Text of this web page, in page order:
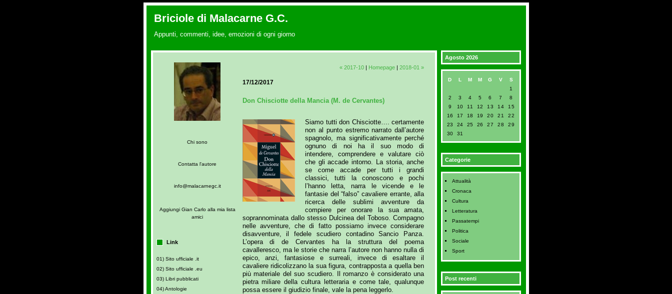
Briciole di Malacarne G.C.
Appunti, commenti, idee, emozioni di ogni giorno
Chi sono
Contatta l'autore
info@malacarnegc.it
Aggiungi Gian Carlo alla mia lista
amici
Link
01) Sito ufficiale .it
02) Sito ufficiale .eu
03) Libri pubblicati
04) Antologie
Agosto 2026
D L M M G V
S
1
2
3 4 5 6 7
8
9
10 11 12 13 14
15
16
17 18 19 20 21
22
23
24 25 26 27 28
29
30
31
Categorie
Attualità
Cronaca
Cultura
Letteratura
Passatempi
Politica
Sociale
Sport
Post recenti
« 2017-10 | Homepage |2018-01 »
17/12/2017
Don Chisciotte della Mancia (M. de Cervantes)
Siamo tutti don Chisciotte…. certamente
non al punto estremo narrato dall’autore
spagnolo, ma significativamente perché
ognuno di noi ha il suo modo di
intendere, comprendere e valutare ciò
che gli accade intorno. La storia, anche
se come accade per tutti i grandi
classici, tutti la conoscono e pochi
l’hanno letta, narra le vicende e le
fantasie del “falso” cavaliere errante, alla
ricerca delle sublimi avventure da
compiere per onorare la sua amata,
soprannominata dallo stesso Dulcinea del Toboso. Compagno
nelle avventure, che di fatto possiamo invece considerare
disavventure, il fedele scudiero contadino Sancio Panza.
L’opera di de Cervantes ha la struttura del poema
cavalleresco, ma le storie che narra l’autore non hanno nulla di
epico, anzi, fantasiose e surreali, invece di esaltare il
cavaliere ridicolizzano la sua figura, contrapposta a quella ben
più materiale del suo scudiero. Il romanzo è considerato una
pietra miliare della cultura letteraria e come tale, qualunque
possa essere il giudizio finale, vale la pena leggerlo.